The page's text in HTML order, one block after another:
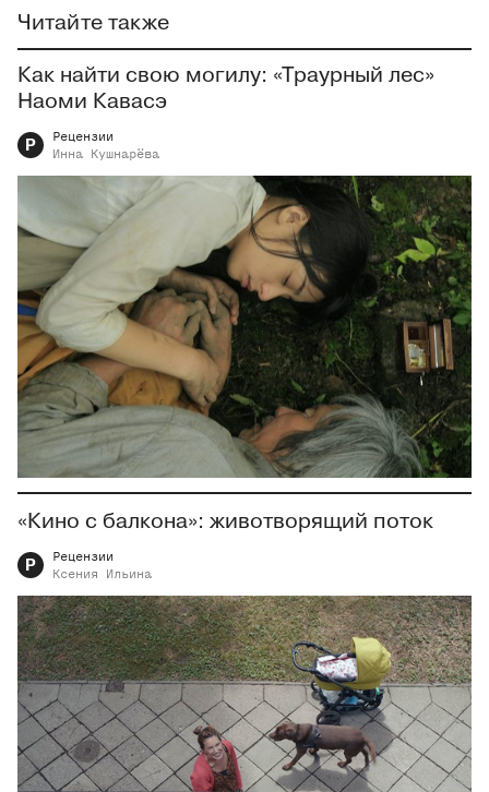
Читайте также
Как найти свою могилу: «Траурный лес»
Наоми Кавасэ
Р
Рецензии
Инна
Кушнарёва
«Кино с балкона»: животворящий поток
Р
Рецензии
Ксения
Ильина